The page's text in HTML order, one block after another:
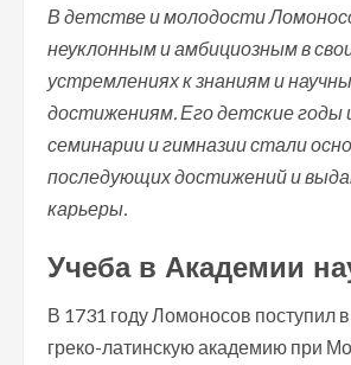
В детстве и молодости
неуклонным и амбициозным в
устремлениях к знаниям и
достижениям. Его детские годы
семинарии и гимназии стали
последующих достижений и
карьеры.
Учеба в Академии
В 1731 году Ломоносов поступил
греко-латинскую академию при